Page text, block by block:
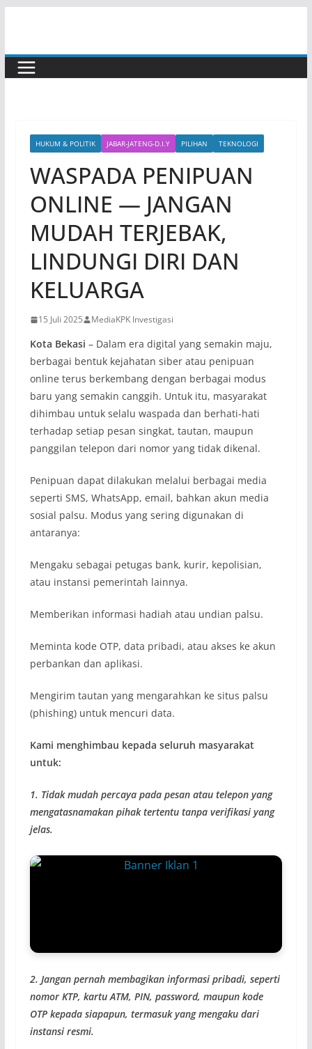
content
HUKUM & POLITIK JABAR-JATENG-D.I.Y PILIHAN TEKNOLOGI
WASPADA PENIPUAN
ONLINE — JANGAN
MUDAH TERJEBAK,
LINDUNGI DIRI DAN
KELUARGA
15 Juli 2025 MediaKPK Investigasi
Kota Bekasi – Dalam era digital yang semakin maju,
berbagai bentuk kejahatan siber atau penipuan
online terus berkembang dengan berbagai modus
baru yang semakin canggih. Untuk itu, masyarakat
dihimbau untuk selalu waspada dan berhati-hati
terhadap setiap pesan singkat, tautan, maupun
panggilan telepon dari nomor yang tidak dikenal.
Penipuan dapat dilakukan melalui berbagai media
seperti SMS, WhatsApp, email, bahkan akun media
sosial palsu. Modus yang sering digunakan di
antaranya:
Mengaku sebagai petugas bank, kurir, kepolisian,
atau instansi pemerintah lainnya.
Memberikan informasi hadiah atau undian palsu.
Meminta kode OTP, data pribadi, atau akses ke akun
perbankan dan aplikasi.
Mengirim tautan yang mengarahkan ke situs palsu
(phishing) untuk mencuri data.
Kami menghimbau kepada seluruh masyarakat
untuk:
1. Tidak mudah percaya pada pesan atau telepon yang
mengatasnamakan pihak tertentu tanpa verifikasi yang
jelas.
2. Jangan pernah membagikan informasi pribadi, seperti
nomor KTP, kartu ATM, PIN, password, maupun kode
OTP kepada siapapun, termasuk yang mengaku dari
instansi resmi.